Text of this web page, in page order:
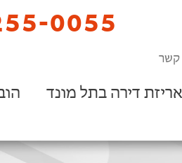
0055
קשר
אריזת דירה בתל מונד